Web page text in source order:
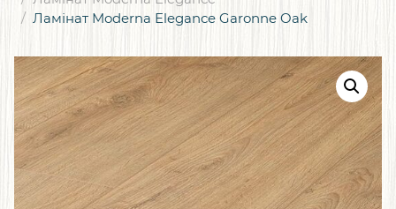
Ламінат Moderna Elegance Garonne Oak